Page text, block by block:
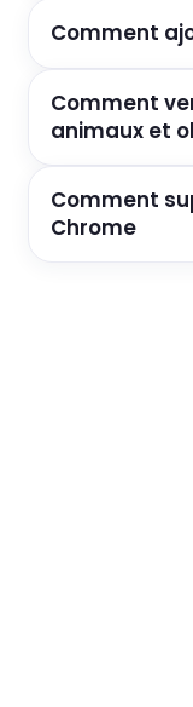
Comment
Comment
animaux et
Comment
Chrome